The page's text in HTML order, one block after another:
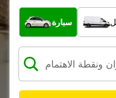
ما نوع المركبة؟
سيارة